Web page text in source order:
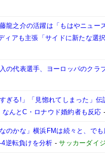
龍之介の活躍は「もはやニュー
ィアも主張「サイドに新たな選
の代表選手、ヨーロッパのク
すぎる!」「見惚れてしまった」
なんとC・ロナウド婚約者も反応
なのかな」横浜FMは続々と、で
逆転負けを分析 -サッカーダイ